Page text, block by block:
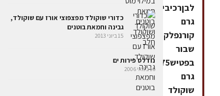
לבןרכיבים75
גרם
קורנפלקס
שבור
בפטיש75
גרם
שוקולד
כדורי שוקולד מפצפוצי אורז עם שוקולד,
גבינה וחמאת בוטנים
15 ביוני 2013
נודלס פירות ים
16 במאי 2006